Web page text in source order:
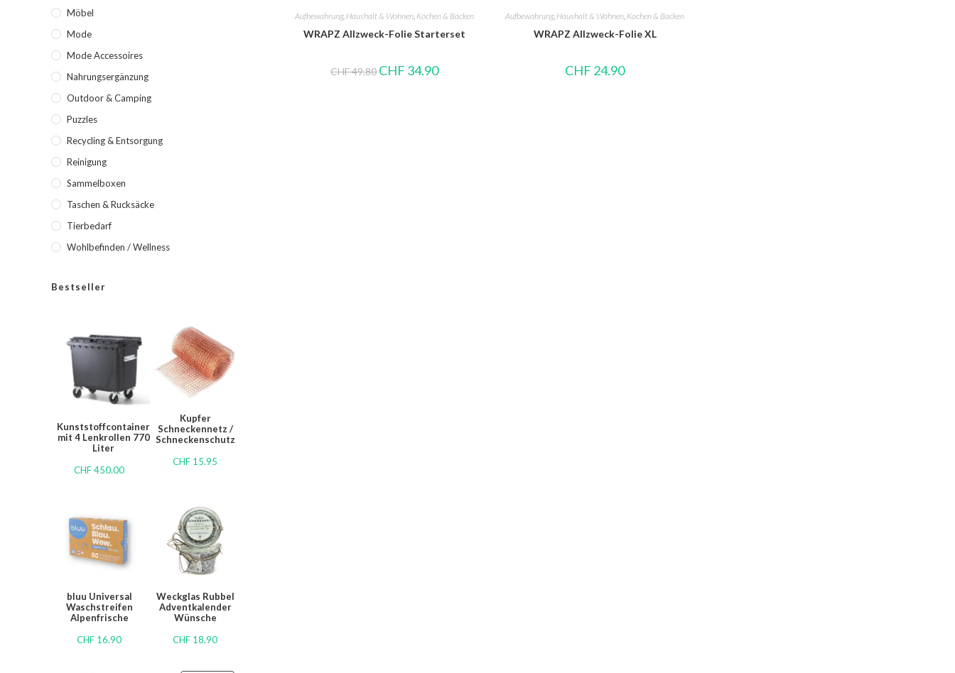
Aufbewahrung, Haushalt & Wohnen, Kochen & Backen
WRAPZ Allzweck-Folie Starterset
CHF49.80 CHF 34.90
Aufbewahrung, Haushalt & Wohnen, Kochen & Backen
WRAPZ Allzweck-Folie XL
CHF 24.90
Möbel
Mode
Mode Accessoires
Nahrungsergänzung
Outdoor & Camping
Puzzles
Recycling & Entsorgung
Reinigung
Sammelboxen
Taschen & Rucksäcke
Tierbedarf
Wohlbefinden / Wellness
Bestseller
Kunststoffcontainer
mit 4 Lenkrollen 770
Liter
CHF450.00
Kupfer
Schneckennetz /
Schneckenschutz
CHF 15.95
bluu Universal
Waschstreifen
Alpenfrische
CHF 16.90
Weckglas Rubbel
Adventkalender
Wünsche
CHF 18.90